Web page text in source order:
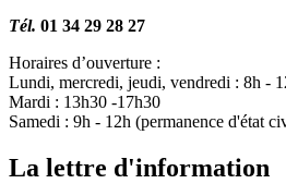
Tél. 01 34 29 28 27
Horaires d’ouverture :
Lundi, mercredi, jeudi, vendredi : 8h -
Mardi : 13h30 -17h30
Samedi : 9h - 12h (permanence d'état
La lettre d'information